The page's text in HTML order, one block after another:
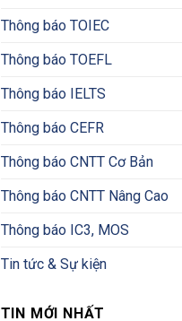
Thông báo TOIEC
Thông báo TOEFL
Thông báo IELTS
Thông báo CEFR
Thông báo CNTT Cơ Bản
Thông báo CNTT Nâng Cao
Thông báo IC3, MOS
Tin tức & Sự kiện
TIN MỚI NHẤT